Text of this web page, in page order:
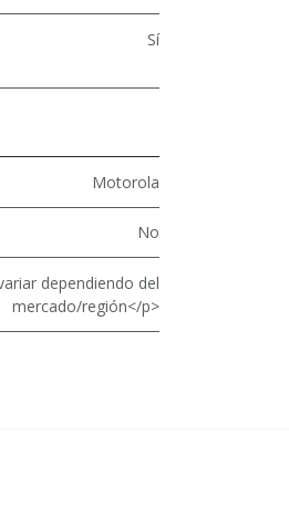
Sí
Motorola
No
dependiendo del
mercado/región</p>